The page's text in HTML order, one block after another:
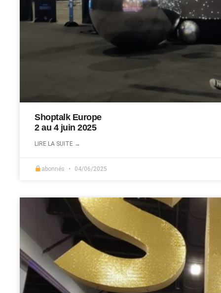
Shoptalk Europe
2 au 4 juin 2025
LIRE LA SUITE →
abonnés 04/06/2025